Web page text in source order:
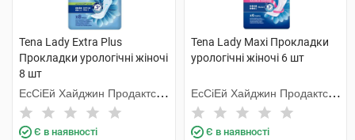
Tena Lady Extra Plus
Прокладки урологічні жіночі
8 шт
ЕсСіЕй Хайджин Продактс
Хугезанд
Є в наявності
Tena Lady Maxi Прокладки
урологічні жіночі 6 шт
ЕсСіЕй Хайджин Продактс
Хугезанд
Є в наявності